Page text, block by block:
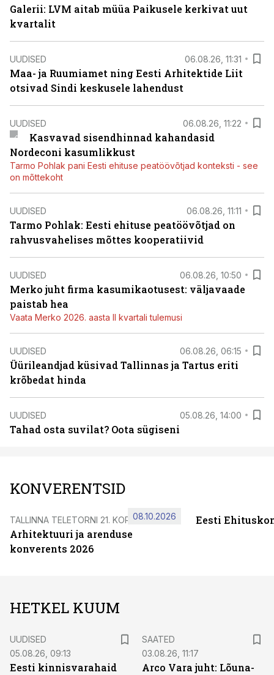
Galerii: LVM aitab müüa Paikusele kerkivat uut
kvartalit
UUDISED 06.08.26, 11:31
Maa- ja Ruumiamet ning Eesti Arhitektide Liit
otsivad Sindi keskusele lahendust
UUDISED 06.08.26, 11:22
Kasvavad sisendhinnad kahandasid
Nordeconi kasumlikkust
Tarmo Pohlak pani Eesti ehituse peatöövõtjad konteksti - see
on mõttekoht
UUDISED 06.08.26, 11:11
Tarmo Pohlak: Eesti ehituse peatöövõtjad on
rahvusvahelises mõttes kooperatiivid
UUDISED 06.08.26, 10:50
Merko juht firma kasumikaotusest: väljavaade
paistab hea
Vaata Merko 2026. aasta II kvartali tulemusi
UUDISED 06.08.26, 06:15
Üürileandjad küsivad Tallinnas ja Tartus eriti
krõbedat hinda
UUDISED 05.08.26, 14:00
Tahad osta suvilat? Oota sügiseni
KONVERENTSID
TALLINNA TELETORNI 21. KORRUSEL
Arhitektuuri ja arenduse
konverents 2026
08.10.2026 Eesti
HETKEL KUUM
UUDISED
05.08.26, 09:13
Eesti kinnisvarahaid
SAATED
03.08.26, 11:17
Arco Vara juht: Lõuna-